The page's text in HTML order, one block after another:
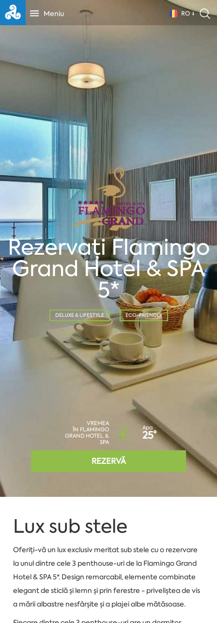
Meniu RO
Rezervați Flamingo
Grand Hotel & SPA
5*
DELUXE & LIFESTYLE ECO-FRIENDLY
VREMEA
ÎN FLAMINGO
GRAND HOTEL &
SPA
Apa
25°
REZERVĂ
Lux sub stele
Oferiți-vă un lux exclusiv meritat sub stele cu o rezervare
la unul dintre cele 3 penthouse-uri de la Flamingo Grand
Hotel & SPA 5*. Design remarcabil, elemente combinate
elegant de sticlă și lemn și prin ferestre - priveliștea de vis
a mării albastre nesfârșite și a plajei albe mătăsoase.